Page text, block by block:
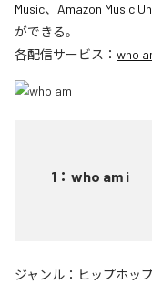
Music、 Amazon Music
ができる。
各配信サービス： who
1 ： who am i
ジャンル： ヒップホッ